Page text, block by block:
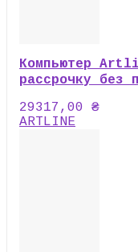
Компьютер
рассрочку без
29317,00 ₴
ARTLINE